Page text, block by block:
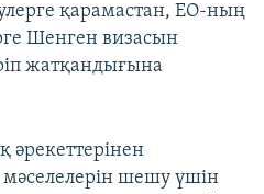
қарамастан, ЕО-ның
Шенген визасын
жатқандығына
әрекеттерінен
мәселелерін шешу үшін